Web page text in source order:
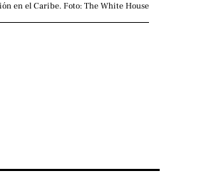
en el Caribe. Foto: The White House